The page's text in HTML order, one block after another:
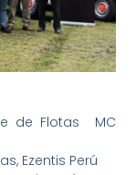
de Flotas MC
Ezentis Perú